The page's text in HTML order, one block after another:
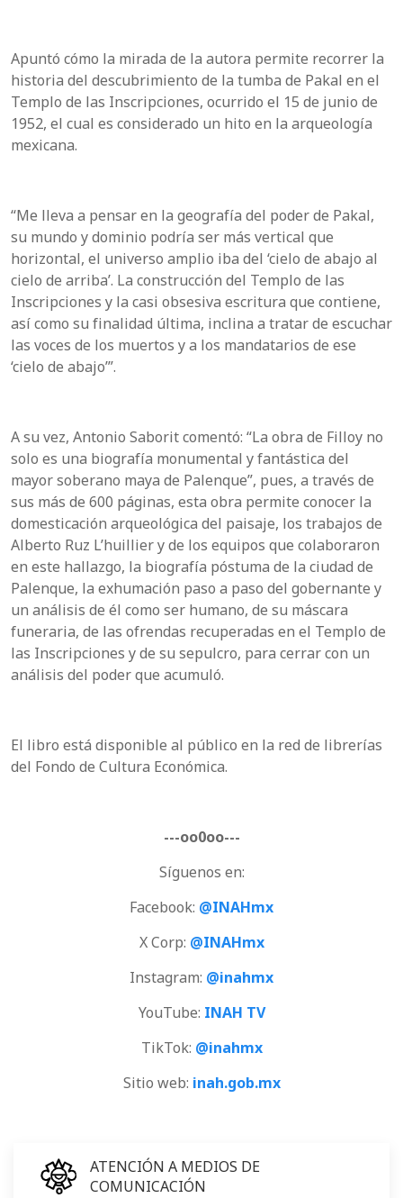
Apuntó cómo la mirada de la autora permite recorrer la
historia del descubrimiento de la tumba de Pakal en el
Templo de las Inscripciones, ocurrido el 15 de junio de
1952, el cual es considerado un hito en la arqueología
mexicana.
“Me lleva a pensar en la geografía del poder de Pakal,
su mundo y dominio podría ser más vertical que
horizontal, el universo amplio iba del ‘cielo de abajo al
cielo de arriba’. La construcción del Templo de las
Inscripciones y la casi obsesiva escritura que contiene,
así como su finalidad última, inclina a tratar de escuchar
las voces de los muertos y a los mandatarios de ese
‘cielo de abajo’”.
A su vez, Antonio Saboritcomentó: “La obra de Filloy no
solo es una biografía monumental y fantástica del
mayor soberano maya de Palenque”, pues, a través de
sus más de 600 páginas, esta obra permite conocer la
domesticación arqueológica del paisaje, los trabajos de
Alberto Ruz L’huilliery de los equipos que colaboraron
en este hallazgo, la biografía póstuma de la ciudad de
Palenque, la exhumación paso a paso del gobernante y
un análisis de él como ser humano, de su máscara
funeraria, de las ofrendas recuperadas en el Templo de
las Inscripciones y de su sepulcro, para cerrar con un
análisis del poder que acumuló.
El libro está disponible al público en la red de librerías
del Fondo de Cultura Económica.
---oo0oo---
Síguenos en:
Facebook: @INAHmx
X Corp: @INAHmx
Instagram: @inahmx
YouTube: INAH TV
TikTok: @inahmx
Sitio web: inah.gob.mx
ATENCIÓN A MEDIOS DE
COMUNICACIÓN